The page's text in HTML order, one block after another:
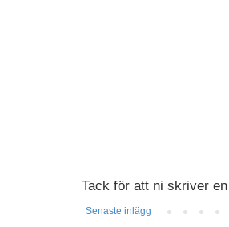
Tack för att ni skriver
Senaste inlägg